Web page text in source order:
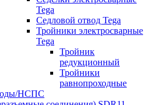
Tega
Седловой отвод Tega
Тройники электросварные
Tega
Тройник
редукционный
Тройники
равнопроходные
НСПС